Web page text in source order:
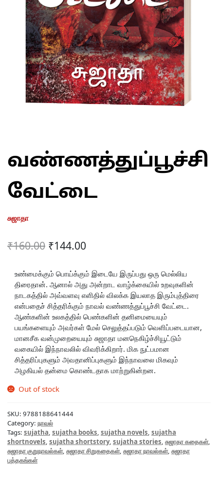
வண்ணத்துப்பூச்சி
வேட்டை
சுஜாதா
₹160.00 Original
was:
₹160.00.
₹144.00
is:
₹144.00.
உண்மைக்கும் பொய்க்கும் இடையே இருப்பது ஒரு மெல்லிய
திரைதான். ஆனால் அது அன்றாட வாழ்க்கையில் உறவுகளின்
நாடகத்தில் அவ்வளவு எளிதில் விலக்க இயலாத இரும்புத்திரை
என்பதைச் சித்தரிக்கும் நாவல் வண்ணத்துப்பூச்சி வேட்டை.
ஆண்களின் உலகத்தில் பெண்களின் தனிமையையும்
பயங்களையும் அவர்கள் மேல் செலுத்தப்படும் வெளிப்படையான,
மானசீக வன்முறையையும் சுஜாதா மனநெகிழ்ச்சியூட்டும்
வகையில் இந்நாவலில் விவரிக்கிறார். மிக நுட்பமான
சித்தரிப்புகளும் அவதானிப்புகளும் இந்நாவலை மிகவும்
அழகியல் தன்மை கொண்டதாக மாற்றுகின்றன.
Out of stock
SKU: 9788188641444
Category: நாவல்
Tags: sujatha, sujatha books, sujatha novels, sujatha
shortnovels, sujatha shortstory, sujatha stories, சுஜாதா கதைகள்,
சுஜாதா குறுநாவல்கள், சுஜாதா சிறுகதைகள், சுஜாதா நாவல்கள், சுஜாதா
புத்தகங்கள்